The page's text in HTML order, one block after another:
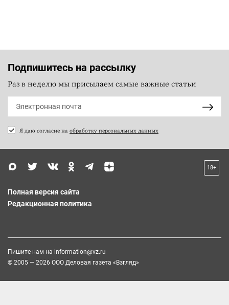
Подпишитесь на рассылку
Раз в неделю мы присылаем самые важные статьи
Я даю согласие на обработку персональных данных
18+
Полная версия сайта
Редакционная политика
Пишите нам на information@vz.ru
© 2005 — 2026 ООО Деловая газета «Взгляд»